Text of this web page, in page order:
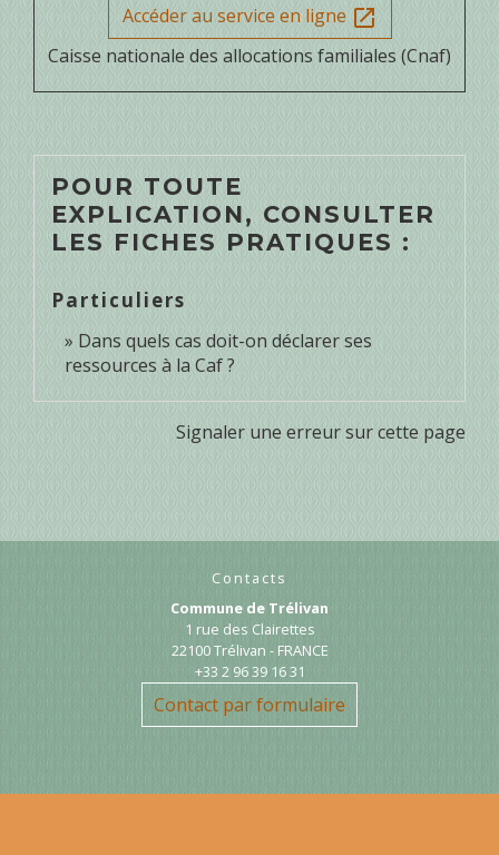
Accéder au service en ligne open_in_new
Caisse nationale des allocations familiales (Cnaf)
POUR TOUTE
EXPLICATION, CONSULTER
LES FICHES PRATIQUES :
Particuliers
Dans quels cas doit-on déclarer ses
ressources à la Caf ?
Signaler une erreur sur cette page
Contacts
Commune de Trélivan
1 rue des Clairettes
22100 Trélivan - FRANCE
+33 2 96 39 16 31
Contact par formulaire